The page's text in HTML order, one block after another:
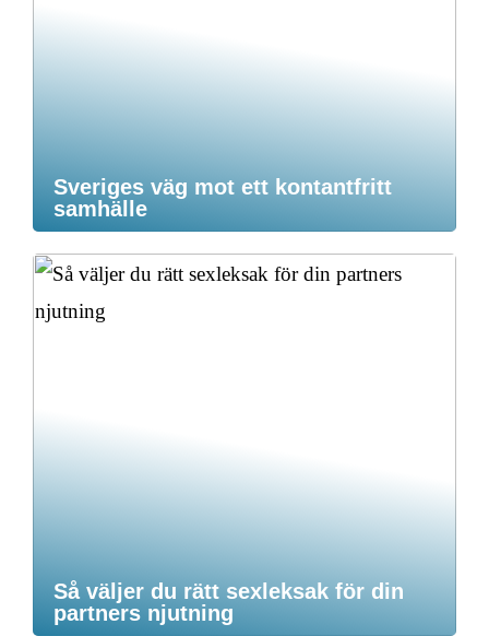
Sveriges väg mot ett kontantfritt
samhälle
Så väljer du rätt sexleksak för din
partners njutning